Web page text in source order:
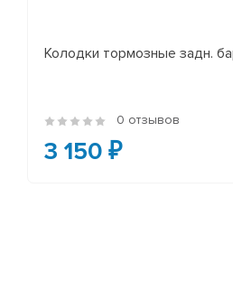
Колодки тормозные задн.
0 отзывов
3 150 ₽